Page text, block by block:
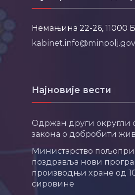
Немањина 22-26, 11000
Најновије вести
Одржан други округли
закона о добробити
Министарство
поздравља нови
производњи хране од
сировине